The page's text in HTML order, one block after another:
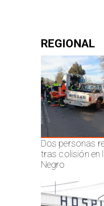
REGIONAL
Dos personas
tras colisión en
Negro